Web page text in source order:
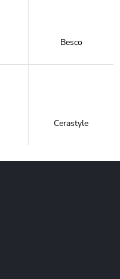
Besco
Cerastyle